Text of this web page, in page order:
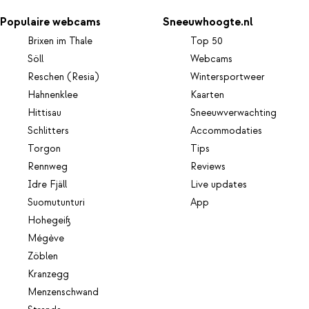
Populaire webcams
Brixen im Thale
Söll
Reschen (Resia)
Hahnenklee
Hittisau
Schlitters
Torgon
Rennweg
Idre Fjäll
Suomutunturi
Hohegeiß
Mégève
Zöblen
Kranzegg
Menzenschwand
Sneeuwhoogte.nl
Top 50
Webcams
Wintersportweer
Kaarten
Sneeuwverwachting
Accommodaties
Tips
Reviews
Live updates
App